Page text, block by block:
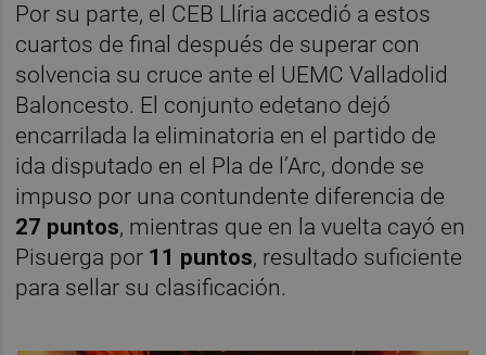
Por su parte, el CEB Llíria accedió a estos
cuartos de final después de superar con
solvencia su cruce ante el UEMC Valladolid
Baloncesto. El conjunto edetano dejó
encarrilada la eliminatoria en el partido de
ida disputado en el Pla de l’Arc, donde se
impuso por una contundente diferencia de
27 puntos, mientras que en la vuelta cayó en
Pisuerga por 11 puntos, resultado suficiente
para sellar su clasificación.